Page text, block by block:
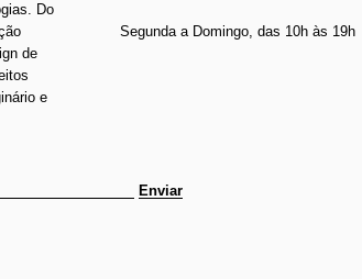
Do
de
e
Segunda a Domingo, das 10h às 19h
Enviar